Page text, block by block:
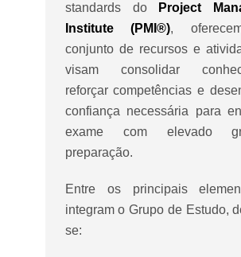
standards do
Project
Institute (PMI®),
conjunto de recursos e
visam consolidar
reforçar competências e
confiança necessária para
exame com elevado
preparação.
Entre os principais
integram o Grupo de Estudo,
se: